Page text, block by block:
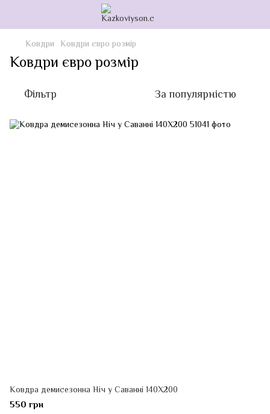
Ковдри Ковдри євро розмір
Ковдри євро розмір
Фільтр За популярністю
Ковдра демисезонна Ніч у Саванні 140Х200
550 грн